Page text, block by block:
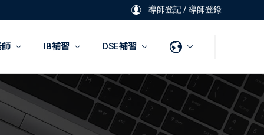
導師登記/導師登錄
IB補習 DSE補習